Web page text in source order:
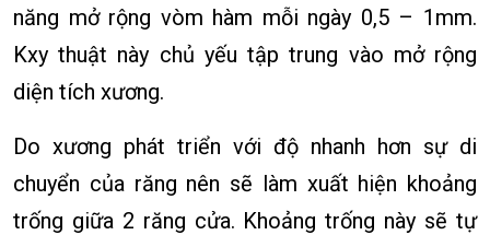
năng mở rộng vòm hàm mỗi ngày 0,5 – 1mm.
Kxy thuật này chủ yếu tập trung vào mở rộng
diện tích xương.
Do xương phát triển với độ nhanh hơn sự di
chuyển của răng nên sẽ làm xuất hiện khoảng
trống giữa 2 răng cửa. Khoảng trống này sẽ tự